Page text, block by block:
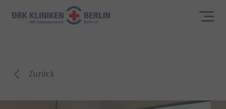
Zurück